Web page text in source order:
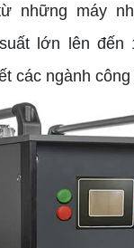
những máy
lớn lên đến
các ngành công